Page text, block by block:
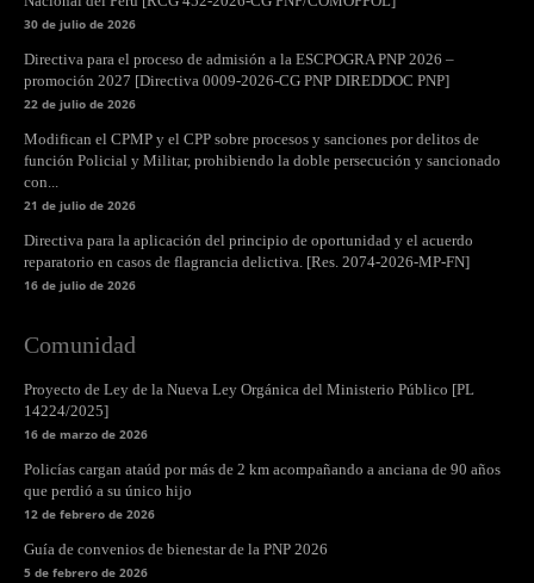
30 de julio de 2026
Directiva para el proceso de admisión a la ESCPOGRA PNP 2026 –
promoción 2027 [Directiva 0009-2026-CG PNP DIREDDOC PNP]
22 de julio de 2026
Modifican el CPMP y el CPP sobre procesos y sanciones por delitos de
función Policial y Militar, prohibiendo la doble persecución y sancionado
con...
21 de julio de 2026
Directiva para la aplicación del principio de oportunidad y el acuerdo
reparatorio en casos de flagrancia delictiva. [Res. 2074-2026-MP-FN]
16 de julio de 2026
Comunidad
Proyecto de Ley de la Nueva Ley Orgánica del Ministerio Público [PL
14224/2025]
16 de marzo de 2026
Policías cargan ataúd por más de 2 km acompañando a anciana de 90 años
que perdió a su único hijo
12 de febrero de 2026
Guía de convenios de bienestar de la PNP 2026
5 de febrero de 2026